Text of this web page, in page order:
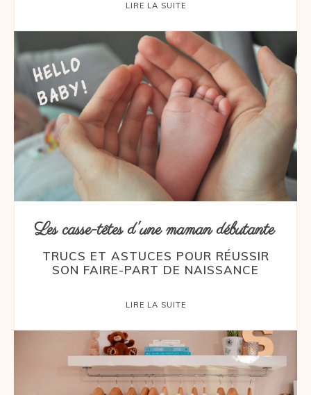
LIRE LA SUITE
Les casse-têtes d'une maman débutante
TRUCS ET ASTUCES POUR RÉUSSIR
SON FAIRE-PART DE NAISSANCE
LIRE LA SUITE